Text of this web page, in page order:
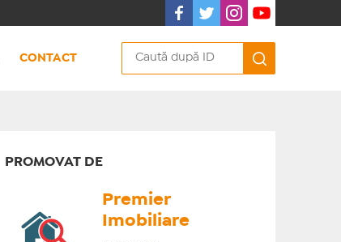
CONTACT
PROMOVAT DE
Premier
Imobiliare